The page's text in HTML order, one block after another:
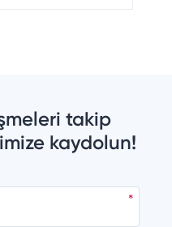
takip
kaydolun!